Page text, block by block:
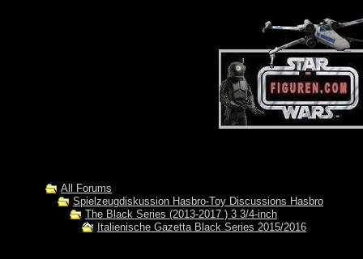
All Forums
Spielzeugdiskussion Hasbro-Toy Discussions Hasbro
The Black Series (2013-2017 ) 3 3/4-inch
Italienische Gazetta Black Series 2015/2016